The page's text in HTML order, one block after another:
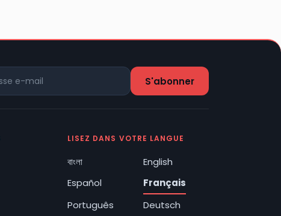
LISEZ DANS VOTRE LANGUE
বাংলা
English
Español
Français
Português
Deutsch